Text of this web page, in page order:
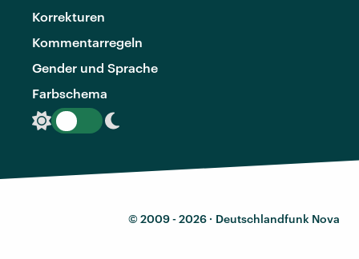
Korrekturen
Kommentarregeln
Gender und Sprache
Farbschema
© 2009 - 2026 · Deutschlandfunk Nova